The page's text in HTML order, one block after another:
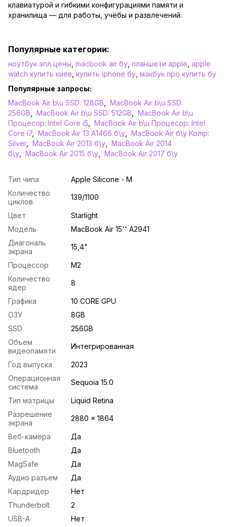
клавиатурой и гибкими конфигурациями памяти и
хранилища — для работы, учёбы и развлечений.
Популярные категории:
ноутбук эпл цены macbook air бу планшети apple apple
watch купить киев купить iphone бу макбук про купить бу
Популярные запросы:
MacBook Air b\u SSD: 128GB
MacBook Air b\u SSD:
256GB
MacBook Air b\u SSD: 512GB
MacBook Air b\u
Процесор: Intel Core i5
MacBook Air b\u Процесор: Intel
Core i7, MacBook Air 13 A1466 б\у
MacBook Air б\у Колір:
Silver, MacBook Air 2013 б\у
MacBook Air 2014
б\у
MacBook Air 2015 б\у MacBook Air 2017 б\у
Тип чипа
Apple Silicone - M
Количество
циклов
139/1100
Цвет
Starlight
Модель
MacBook Air 15'' А2941
Диагональ
экрана
15,4"
Процессор
M2
Количество
ядер
8
Графика
10 CORE GPU
ОЗУ
8GB
SSD
256GB
Объем
видеопамяти
Интегрированная
Год выпуска
2023
Операционная
система
Sequoia 15.0
Тип матрицы
Liquid Retina
Разрешение
экрана
2880 x 1864
Веб-камера
Да
Bluetooth
Да
MagSafe
Да
Аудио разъем
Да
Кардридер
Нет
Thunderbolt
2
USB-A
Нет